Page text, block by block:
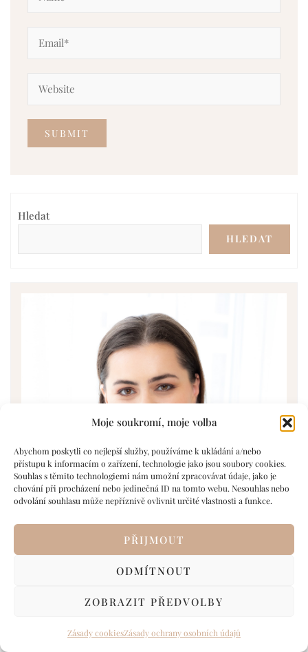
Moje soukromí, moje volba
Abychom poskytli co nejlepší služby, používáme k ukládání a/nebo
přístupu k informacím o zařízení, technologie jako jsou soubory cookies.
Souhlas s těmito technologiemi nám umožní zpracovávat údaje, jako je
chování při procházení nebo jedinečná ID na tomto webu. Nesouhlas nebo
odvolání souhlasu může nepříznivě ovlivnit určité vlastnosti a funkce.
PŘIJMOUT
ODMÍTNOUT
ZOBRAZIT PŘEDVOLBY
Zásady cookiesZásady ochrany osobních údajů
Hledat
HLEDAT